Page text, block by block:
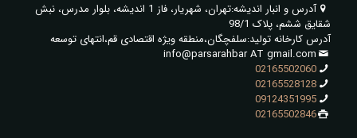
آدرس و انبار اندیشه:تهران، شهریار، فاز 1 اندیشه، بلوار مدرس، نبش
شقایق ششم، پلاک 98/1
آدرس کارخانه تولید:سلفچگان،منطقه ویژه اقتصادی قم،انتهای توسعه
info@parsarahbar AT gmail.com
02165502060
02165528128
09124351995
02165502846